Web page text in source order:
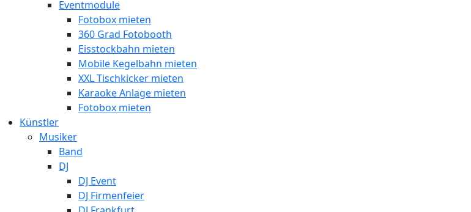
Eventmodule
Fotobox mieten
360 Grad Fotobooth
Eisstockbahn mieten
Mobile Kegelbahn mieten
XXL Tischkicker mieten
Karaoke Anlage mieten
Fotobox mieten
Künstler
Musiker
Band
DJ
DJ Event
DJ Firmenfeier